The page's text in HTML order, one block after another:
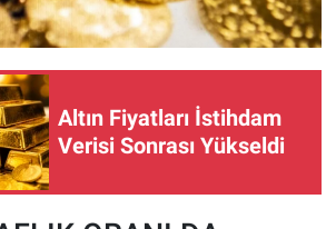
Altın Fiyatları İstihdam
Verisi Sonrası Yükseldi